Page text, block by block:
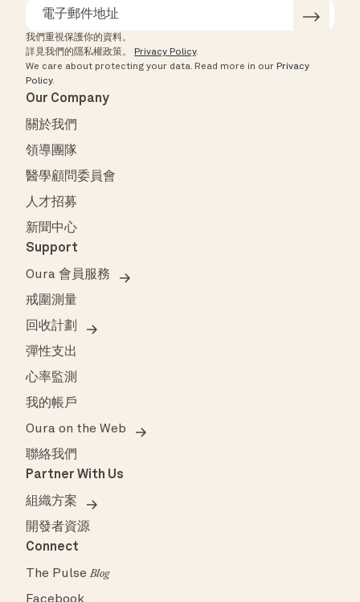
我們重視保護你的資料。
詳見我們的隱私權政策。
Privacy Policy.
We care about protecting your data. Read more in our Privacy
Policy.
Our Company
關於我們
領導團隊
醫學顧問委員會
人才招募
新聞中心
Support
Oura 會員服務
戒圍測量
回收計劃
彈性支出
心率監測
我的帳戶
Oura on the Web
聯絡我們
Partner With Us
組織方案
開發者資源
Connect
The PulseBlog